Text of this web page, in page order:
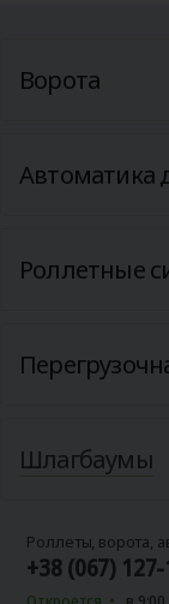
Ворота
Автоматика
Роллетные
Шлагбаумы
Роллеты, ворота,
+38 (067)